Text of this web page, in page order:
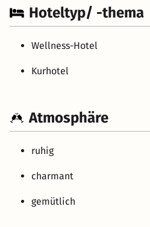
Hoteltyp/ -thema
Wellness-Hotel
Kurhotel
Atmosphäre
ruhig
charmant
gemütlich